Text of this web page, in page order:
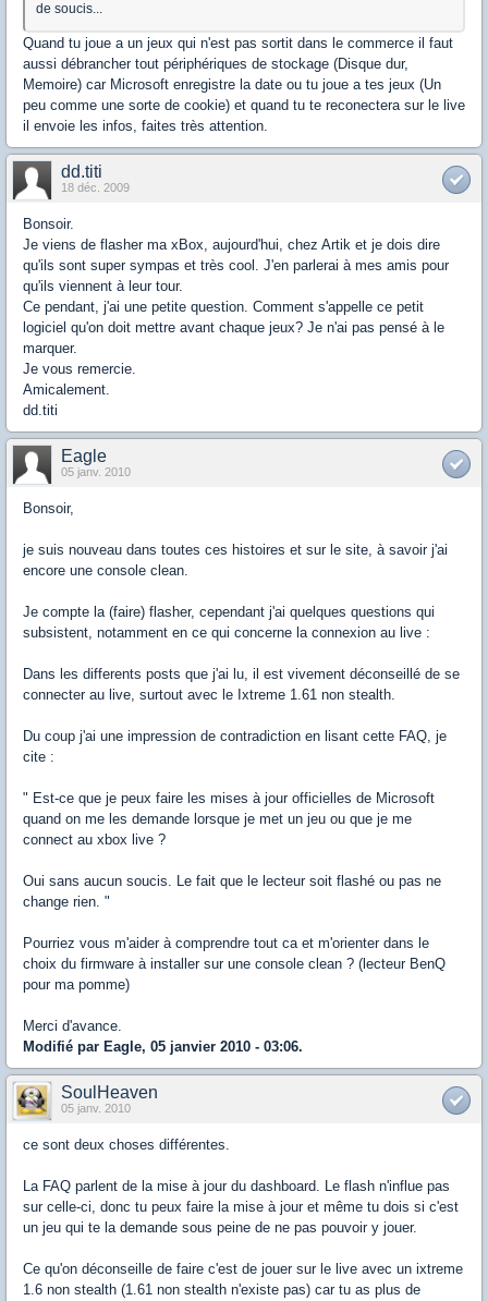
de soucis...
Quand tu joue a un jeux qui n'est pas sortit dans le commerce il faut
aussi débrancher tout périphériques de stockage (Disque dur,
Memoire) car Microsoft enregistre la date ou tu joue a tes jeux (Un
peu comme une sorte de cookie) et quand tu te reconectera sur le live
il envoie les infos, faites très attention.
dd.titi
18 déc. 2009
Bonsoir.
Je viens de flasher ma xBox, aujourd'hui, chez Artik et je dois dire
qu'ils sont super sympas et très cool. J'en parlerai à mes amis pour
qu'ils viennent à leur tour.
Ce pendant, j'ai une petite question. Comment s'appelle ce petit
logiciel qu'on doit mettre avant chaque jeux? Je n'ai pas pensé à le
marquer.
Je vous remercie.
Amicalement.
dd.titi
Eagle
05 janv. 2010
Bonsoir,
je suis nouveau dans toutes ces histoires et sur le site, à savoir j'ai
encore une console clean.
Je compte la (faire) flasher, cependant j'ai quelques questions qui
subsistent, notamment en ce qui concerne la connexion au live :
Dans les differents posts que j'ai lu, il est vivement déconseillé de se
connecter au live, surtout avec le Ixtreme 1.61 non stealth.
Du coup j'ai une impression de contradiction en lisant cette FAQ, je
cite :
" Est-ce que je peux faire les mises à jour officielles de Microsoft
quand on me les demande lorsque je met un jeu ou que je me
connect au xbox live ?
Oui sans aucun soucis. Le fait que le lecteur soit flashé ou pas ne
change rien. "
Pourriez vous m'aider à comprendre tout ca et m'orienter dans le
choix du firmware à installer sur une console clean ? (lecteur BenQ
pour ma pomme)
Merci d'avance.
Modifié par Eagle, 05 janvier 2010 - 03:06.
SoulHeaven
05 janv. 2010
ce sont deux choses différentes.
La FAQ parlent de la mise à jour du dashboard. Le flash n'influe pas
sur celle-ci, donc tu peux faire la mise à jour et même tu dois si c'est
un jeu qui te la demande sous peine de ne pas pouvoir y jouer.
Ce qu'on déconseille de faire c'est de jouer sur le live avec un ixtreme
1.6 non stealth (1.61 non stealth n'existe pas) car tu as plus de